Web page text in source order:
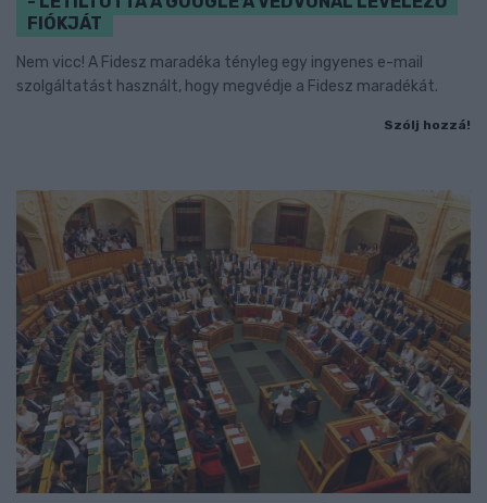
FIÓKJÁT
Nem vicc! A Fidesz maradéka tényleg egy ingyenes e-mail
szolgáltatást használt, hogy megvédje a Fidesz maradékát.
Szólj hozzá!